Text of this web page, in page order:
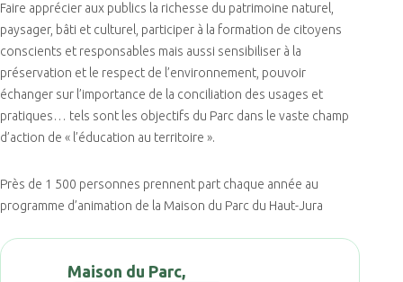
Faire apprécier aux publics la richesse du patrimoine naturel,
paysager, bâti et culturel, participer à la formation de citoyens
conscients et responsables mais aussi sensibiliser à la
préservation et le respect de l’environnement, pouvoir
échanger sur l’importance de la conciliation des usages et
pratiques… tels sont les objectifs du Parc dans le vaste champ
d’action de « l’éducation au territoire ».
Près de 1 500 personnes prennent part chaque année au
programme d’animation de la Maison du Parc du Haut-Jura
Maison du Parc,